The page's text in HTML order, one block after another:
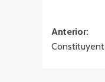
de
Anterior: